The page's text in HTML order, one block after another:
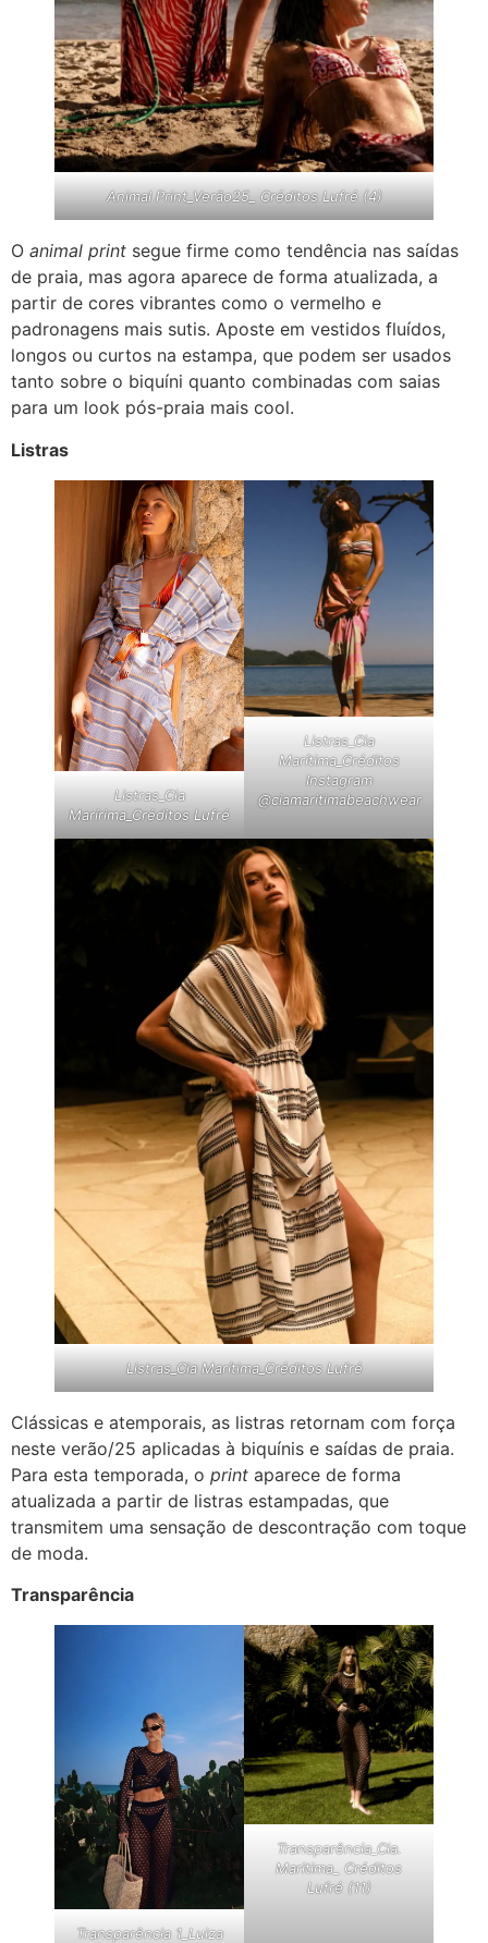
Animal Print_Verão25_ Créditos Lufré (4)
O animal print segue firme como tendência nas saídas
de praia, mas agora aparece de forma atualizada, a
partir de cores vibrantes como o vermelho e
padronagens mais sutis. Aposte em vestidos fluídos,
longos ou curtos na estampa, que podem ser usados
tanto sobre o biquíni quanto combinadas com saias
para um look pós-praia mais cool.
Listras
Listras_Cia
Marírima_Créditos Lufré
Listras_Cia
Marítima_Créditos
Instagram
@ciamaritimabeachwear
Listras_Cia Marítima_Créditos Lufré
Clássicas e atemporais, as listras retornam com força
neste verão/25 aplicadas à biquínis e saídas de praia.
Para esta temporada, o print aparece de forma
atualizada a partir de listras estampadas, que
transmitem uma sensação de descontração com toque
de moda.
Transparência
Transparência 1_Luiza
Transparência_Cia.
Maritima_ Créditos
Lufré (11)